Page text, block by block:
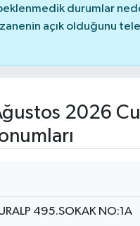
durumlar
açık olduğunu
2026
495.SOKAK NO:1A